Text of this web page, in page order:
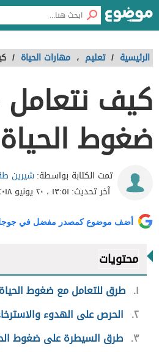
الرئيسية / تعليم ، مهارات الحياة /
كيف
ضغوط الحياة
تمت الكتابة بواسطة:شيرين
آخر تحديث: ١٣:٥١ ، ٢٠ يونيو ٢٠١٨
أضف موضوع كمصدر مفضل في
محتويات
١ طرق للتعامل مع ضغوط الحياة
٢ الحرص على الهدوء
٣ طرق السيطرة على ضغوط